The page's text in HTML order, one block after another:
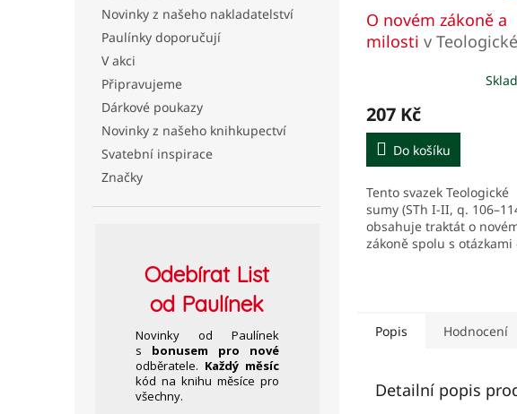
Novinky z našeho nakladatelství
Paulínky doporučují
V akci
Připravujeme
Dárkové poukazy
Novinky z našeho knihkupectví
Svatební inspirace
Značky
OdebíratList
od Paulínek
Novinky od Paulínek
s bonusem pro nové
odběratele. Každý měsíc
kód na knihu měsíce pro
všechny.
O novém zákoně a
milosti v Teologické
207 Kč
Do košíku
Tento svazek Teologické
sumy (STh I-II, q.
obsahuje traktát o
zákoně spolu s otázkami
Popis Hodnocení
Detailní popis